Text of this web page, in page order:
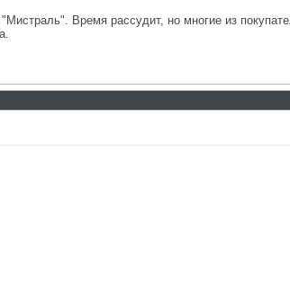
Время рассудит, но многие из